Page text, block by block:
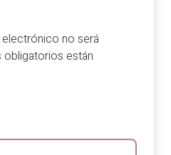
no será
están